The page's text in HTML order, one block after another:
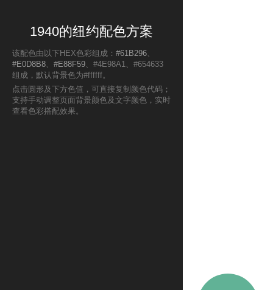
1940的纽约配色方案
该配色由以下HEX色彩组成： #61B296、
#E0D8B8、 #E88F59、#4E98A1、#654633
组成，默认背景色为#ffffff。
点击圆形及下方色值，可直接复制颜色代码；
支持手动调整页面背景颜色及文字颜色，实时
查看色彩搭配效果。